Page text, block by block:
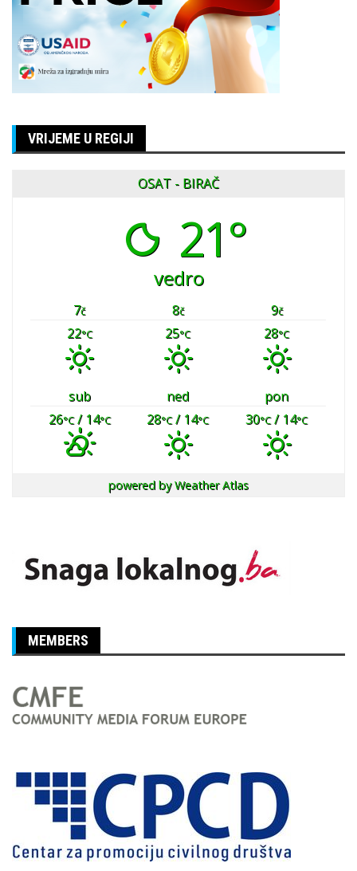
VRIJEME U REGIJI
OSAT - BIRAČ
21°
vedro
7č 8č 9č
22°C 25°C 28°C
sub ned
pon
26°C/ 14°C 28°C/ 14°C 30°C/ 14°C
powered byWeather Atlas
MEMBERS